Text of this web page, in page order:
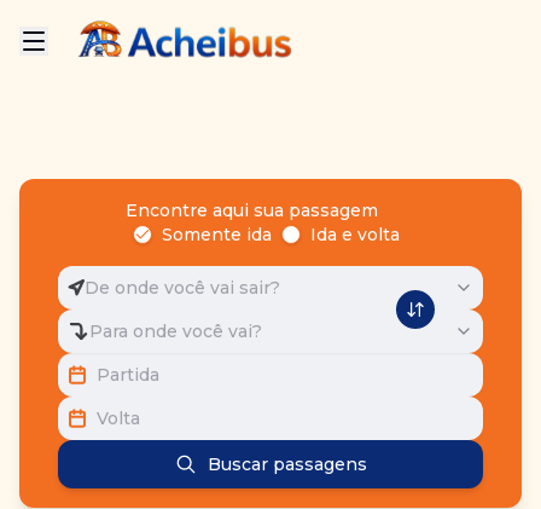
Encontre aqui sua passagem
Somente ida
Ida e volta
De onde você vai sair?
Para onde você vai?
Partida
Volta
Buscar passagens